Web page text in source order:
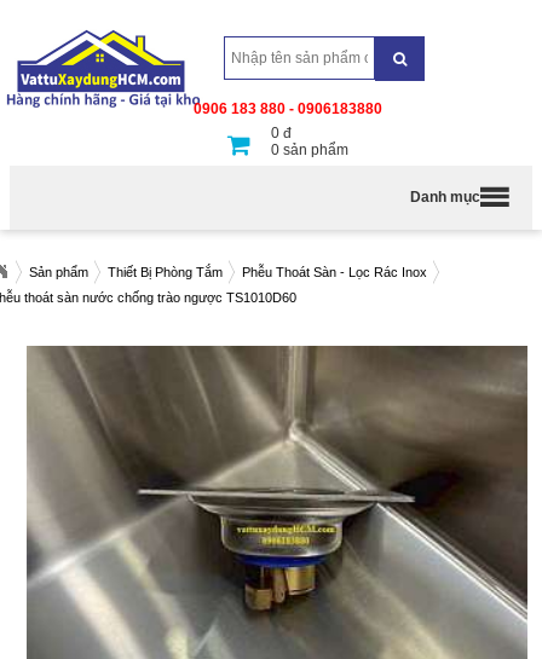
0906 183 880 - 0906183880
0 đ
0 sản phẩm
Danh mục
Sản phẩm Thiết Bị Phòng Tắm
Phễu Thoát Sàn - Lọc Rác Inox
thoát sàn nước chống trào ngược TS1010D60